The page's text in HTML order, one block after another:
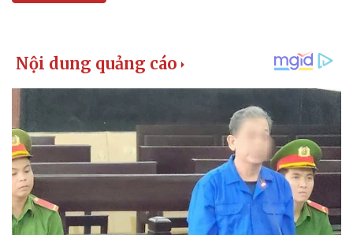
Bất động sản
Khởi nghiệp
Giá vàng
Tiêu dùng
Tỷ giá
Chứng khoán
Giá cà phê